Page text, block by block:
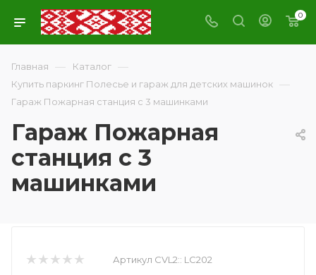
0
Главная — Каталог —
Купить паркинг Полесье и гараж для детских машинок —
Гараж Пожарная станция с 3 машинками
Гараж Пожарная
станция с 3
машинками
Артикул CVL2:: LC202